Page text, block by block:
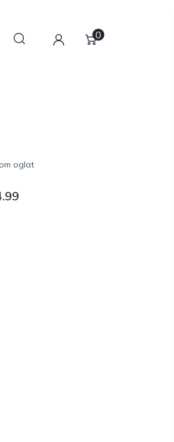
0
oglat